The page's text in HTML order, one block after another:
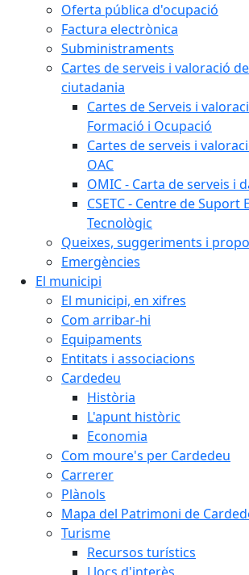
Oferta pública d'ocupació
Factura electrònica
Subministraments
Cartes de serveis i valoració
ciutadania
Cartes de Serveis i
Formació i Ocupació
Cartes de serveis i
OAC
OMIC - Carta de serveis i
CSETC - Centre de Suport
Tecnològic
Queixes, suggeriments i
Emergències
El municipi
El municipi, en xifres
Com arribar-hi
Equipaments
Entitats i associacions
Cardedeu
Història
L'apunt històric
Economia
Com moure's per Cardedeu
Carrerer
Plànols
Mapa del Patrimoni de
Turisme
Recursos turístics